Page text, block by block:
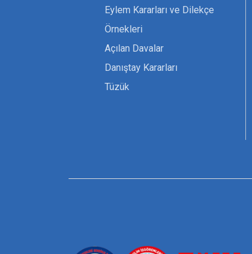
Eylem Kararları ve Dilekçe
Örnekleri
Açılan Davalar
Danıştay Kararları
Tüzük